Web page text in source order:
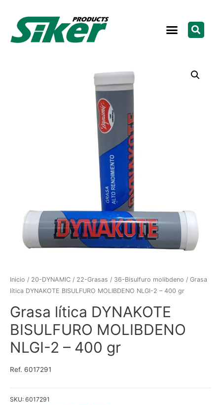
Inicio / 20-DYNAMIC / 22-Grasas / 36-Bisulfuro molibdeno / Grasa
lítica DYNAKOTE BISULFURO MOLIBDENO NLGI-2 – 400 gr
Grasa lítica DYNAKOTE
BISULFURO MOLIBDENO
NLGI-2 – 400 gr
Ref. 6017291
SKU: 6017291